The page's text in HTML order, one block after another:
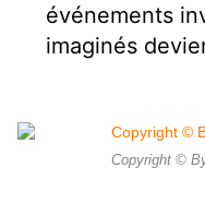
événements
imaginés
Copyright ©